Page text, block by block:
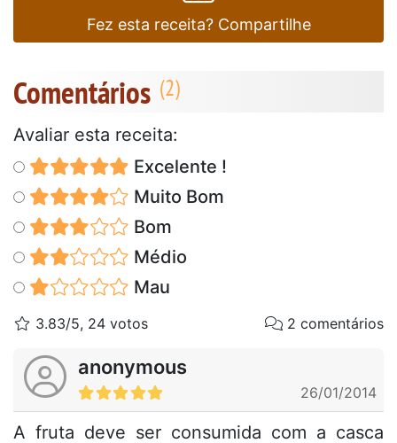
Fez esta receita? Compartilhe
Comentários
Avaliar esta receita:
Excelente !
Muito Bom
Bom
Médio
Mau
3.83/5, 24 votos 2 comentários
anonymous
26/01/2014
A fruta deve ser consumida com a casca